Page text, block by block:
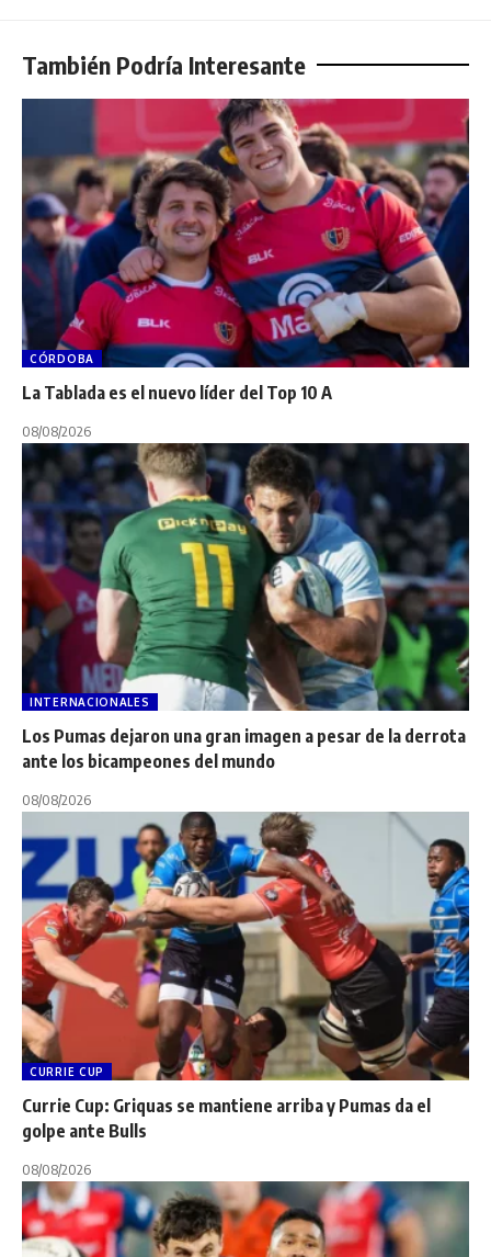
También Podría Interesante
CÓRDOBA
La Tablada es el nuevo líder del Top 10 A
08/08/2026
INTERNACIONALES
Los Pumas dejaron una gran imagen a pesar de la derrota
ante los bicampeones del mundo
08/08/2026
CURRIE CUP
Currie Cup: Griquas se mantiene arriba y Pumas da el
golpe ante Bulls
08/08/2026